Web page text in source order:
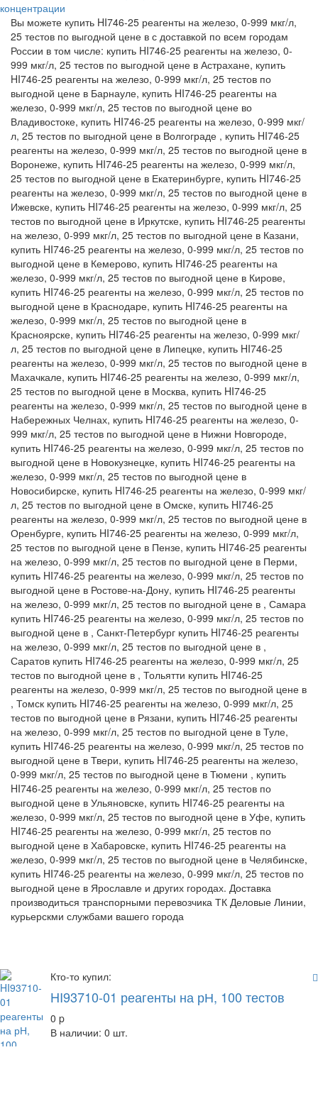
концентрации
Вы можете купить HI746-25 реагенты на железо, 0-999 мкг/л,
25 тестов по выгодной цене в с доставкой по всем городам
России в том числе: купить HI746-25 реагенты на железо, 0-
999 мкг/л, 25 тестов по выгодной цене в Астрахане, купить
HI746-25 реагенты на железо, 0-999 мкг/л, 25 тестов по
выгодной цене в Барнауле, купить HI746-25 реагенты на
железо, 0-999 мкг/л, 25 тестов по выгодной цене во
Владивостоке, купить HI746-25 реагенты на железо, 0-999 мкг/
л, 25 тестов по выгодной цене в Волгограде , купить HI746-25
реагенты на железо, 0-999 мкг/л, 25 тестов по выгодной цене в
Воронеже, купить HI746-25 реагенты на железо, 0-999 мкг/л,
25 тестов по выгодной цене в Екатеринбурге, купить HI746-25
реагенты на железо, 0-999 мкг/л, 25 тестов по выгодной цене в
Ижевске, купить HI746-25 реагенты на железо, 0-999 мкг/л, 25
тестов по выгодной цене в Иркутске, купить HI746-25 реагенты
на железо, 0-999 мкг/л, 25 тестов по выгодной цене в Казани,
купить HI746-25 реагенты на железо, 0-999 мкг/л, 25 тестов по
выгодной цене в Кемерово, купить HI746-25 реагенты на
железо, 0-999 мкг/л, 25 тестов по выгодной цене в Кирове,
купить HI746-25 реагенты на железо, 0-999 мкг/л, 25 тестов по
выгодной цене в Краснодаре, купить HI746-25 реагенты на
железо, 0-999 мкг/л, 25 тестов по выгодной цене в
Красноярске, купить HI746-25 реагенты на железо, 0-999 мкг/
л, 25 тестов по выгодной цене в Липецке, купить HI746-25
реагенты на железо, 0-999 мкг/л, 25 тестов по выгодной цене в
Махачкале, купить HI746-25 реагенты на железо, 0-999 мкг/л,
25 тестов по выгодной цене в Москва, купить HI746-25
реагенты на железо, 0-999 мкг/л, 25 тестов по выгодной цене в
Набережных Челнах, купить HI746-25 реагенты на железо, 0-
999 мкг/л, 25 тестов по выгодной цене в Нижни Новгороде,
купить HI746-25 реагенты на железо, 0-999 мкг/л, 25 тестов по
выгодной цене в Новокузнецке, купить HI746-25 реагенты на
железо, 0-999 мкг/л, 25 тестов по выгодной цене в
Новосибирске, купить HI746-25 реагенты на железо, 0-999 мкг/
л, 25 тестов по выгодной цене в Омске, купить HI746-25
реагенты на железо, 0-999 мкг/л, 25 тестов по выгодной цене в
Оренбурге, купить HI746-25 реагенты на железо, 0-999 мкг/л,
25 тестов по выгодной цене в Пензе, купить HI746-25 реагенты
на железо, 0-999 мкг/л, 25 тестов по выгодной цене в Перми,
купить HI746-25 реагенты на железо, 0-999 мкг/л, 25 тестов по
выгодной цене в Ростове-на-Дону, купить HI746-25 реагенты
на железо, 0-999 мкг/л, 25 тестов по выгодной цене в , Самара
купить HI746-25 реагенты на железо, 0-999 мкг/л, 25 тестов по
выгодной цене в , Санкт-Петербург купить HI746-25 реагенты
на железо, 0-999 мкг/л, 25 тестов по выгодной цене в ,
Саратов купить HI746-25 реагенты на железо, 0-999 мкг/л, 25
тестов по выгодной цене в , Тольятти купить HI746-25
реагенты на железо, 0-999 мкг/л, 25 тестов по выгодной цене в
, Томск купить HI746-25 реагенты на железо, 0-999 мкг/л, 25
тестов по выгодной цене в Рязани, купить HI746-25 реагенты
на железо, 0-999 мкг/л, 25 тестов по выгодной цене в Туле,
купить HI746-25 реагенты на железо, 0-999 мкг/л, 25 тестов по
выгодной цене в Твери, купить HI746-25 реагенты на железо,
0-999 мкг/л, 25 тестов по выгодной цене в Тюмени , купить
HI746-25 реагенты на железо, 0-999 мкг/л, 25 тестов по
выгодной цене в Ульяновске, купить HI746-25 реагенты на
железо, 0-999 мкг/л, 25 тестов по выгодной цене в Уфе, купить
HI746-25 реагенты на железо, 0-999 мкг/л, 25 тестов по
выгодной цене в Хабаровске, купить HI746-25 реагенты на
железо, 0-999 мкг/л, 25 тестов по выгодной цене в Челябинске,
купить HI746-25 реагенты на железо, 0-999 мкг/л, 25 тестов по
выгодной цене в Ярославле и других городах. Доставка
производиться транспорными перевозчика ТК Деловые Линии,
курьерскми службами вашего города
Кто-то купил:
HI93710-01 реагенты на рН, 100 тестов
0 p
В наличии: 0 шт.